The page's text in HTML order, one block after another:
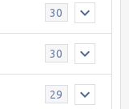
30
30
29